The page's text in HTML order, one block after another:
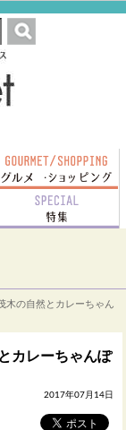
木の自然とカレーちゃん
カレーちゃんぽ
2017年07月14日